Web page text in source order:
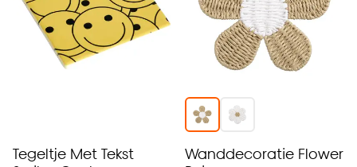
Tegeltje Met Tekst
Wanddecoratie Flower